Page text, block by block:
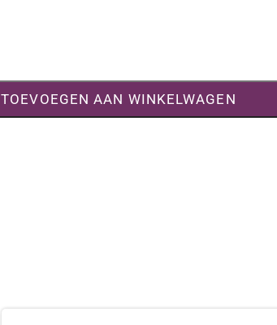
TOEVOEGEN AAN WINKELWAGEN